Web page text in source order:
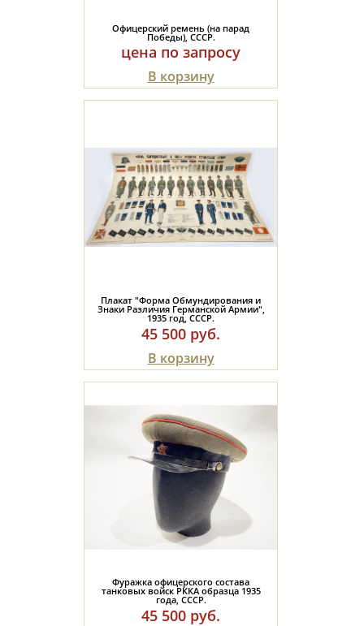
Офицерский ремень (на парад
Победы), СССР.
цена по запросу
В корзину
Плакат "Форма Обмундирования и
Знаки Различия Германской Армии",
1935 год, СССР.
45 500 руб.
В корзину
Фуражка офицерского состава
танковых войск РККА образца 1935
года, СССР.
45 500 руб.